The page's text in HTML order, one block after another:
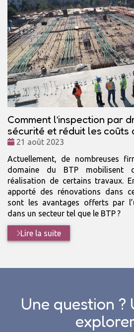
Comment l’inspection par
sécurité et réduit les coûts
Date
21 août 2023
Actuellement, de nombreuses
domaine du BTP mobilisent
réalisation de certains travaux.
apporté des rénovations dans
sont les avantages offerts par
dans un secteur tel que le BTP ?
Lire la suite
Une question ?